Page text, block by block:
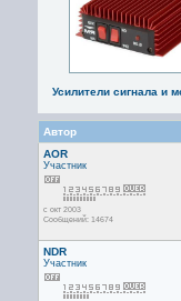
Усилители сигнала и
Автор
AOR
Участник
с окт 2003
Сообщений: 14674
NDR
Участник